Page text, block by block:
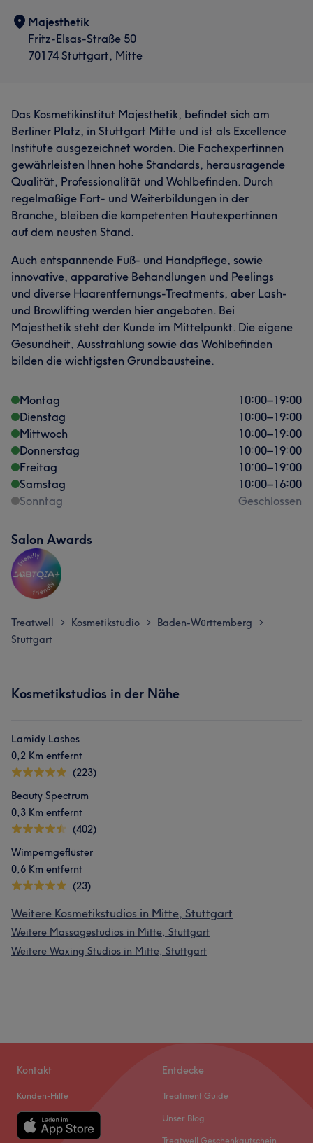
Was unsere Kunden über Kabine sagen
Talentiert 8
Was unsere Kunden über Kabine sagen
Kompetent 10 Professionell 8 Sympathisch 7
Talentiert 7
Majesthetik
Fritz-Elsas-Straße 50
70174 Stuttgart, Mitte
Das Kosmetikinstitut Majesthetik, befindet sich am
Berliner Platz, in Stuttgart Mitte und ist als Excellence
Institute ausgezeichnet worden. Die Fachexpertinnen
gewährleisten Ihnen hohe Standards, herausragende
Qualität, Professionalität und Wohlbefinden. Durch
regelmäßige Fort- und Weiterbildungen in der
Branche, bleiben die kompetenten Hautexpertinnen
auf dem neusten Stand.
Auch entspannende Fuß- und Handpflege, sowie
innovative, apparative Behandlungen und Peelings
und diverse Haarentfernungs-Treatments, aber Lash-
und Browlifting werden hier angeboten. Bei
Majesthetik steht der Kunde im Mittelpunkt. Die eigene
Gesundheit, Ausstrahlung sowie das Wohlbefinden
bilden die wichtigsten Grundbausteine.
Montag 10:00–19:00
Dienstag
10:00–19:00
Mittwoch
10:00–19:00
Donnerstag
10:00–19:00
Freitag
10:00–19:00
Samstag
10:00–16:00
Sonntag
Geschlossen
Salon Awards
Treatwell > Kosmetikstudio > Baden-Württemberg >
Stuttgart
Kosmetikstudios in der Nähe
Lamidy Lashes
0,2 Km entfernt
(223)
Beauty Spectrum
0,3 Km entfernt
(402)
Wimperngeflüster
0,6 Km entfernt
(23)
Weitere Kosmetikstudios in Mitte, Stuttgart
Weitere Massagestudios in Mitte, Stuttgart
Weitere Waxing Studios in Mitte, Stuttgart
Kontakt
Kunden-Hilfe
Entdecke
Treatment Guide
Unser Blog
Treatwell Geschenkgutschein